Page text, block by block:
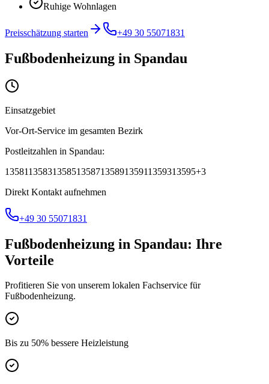
Ruhige Wohnlagen
Preisschätzung starten +49 30 55071831
Fußbodenheizung in Spandau
Einsatzgebiet
Vor-Ort-Service im gesamten Bezirk
Postleitzahlen in Spandau:
1358113583135851358713589135911359313595+3
Direkt Kontakt aufnehmen
+49 30 55071831
Fußbodenheizung in Spandau: Ihre
Vorteile
Profitieren Sie von unserem lokalen Fachservice für
Fußbodenheizung.
Bis zu 50% bessere Heizleistung